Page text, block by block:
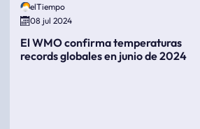
elTiempo
08 jul 2024
El WMO confirma temperaturas
records globales en junio de 2024